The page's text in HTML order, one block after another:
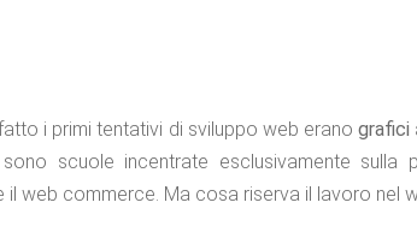
i primi tentativi di sviluppo web eranografici
scuole incentrate esclusivamente sulla
web commerce. Ma cosa riserva il lavoro nel